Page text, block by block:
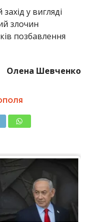
у вигляді
злочин
позбавлення
Олена Шевченко